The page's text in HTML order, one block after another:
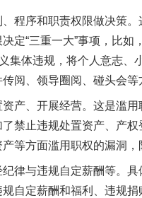
序和职责权限做决策。
定“三重一大”事项，比如
集体违规，将个人意志
阅、领导圈阅、碰头会等
、开展经营。这是滥用
禁止违规处置资产、产
等方面滥用职权的漏洞
与违规自定薪酬等。具
自定薪酬和福利、违规